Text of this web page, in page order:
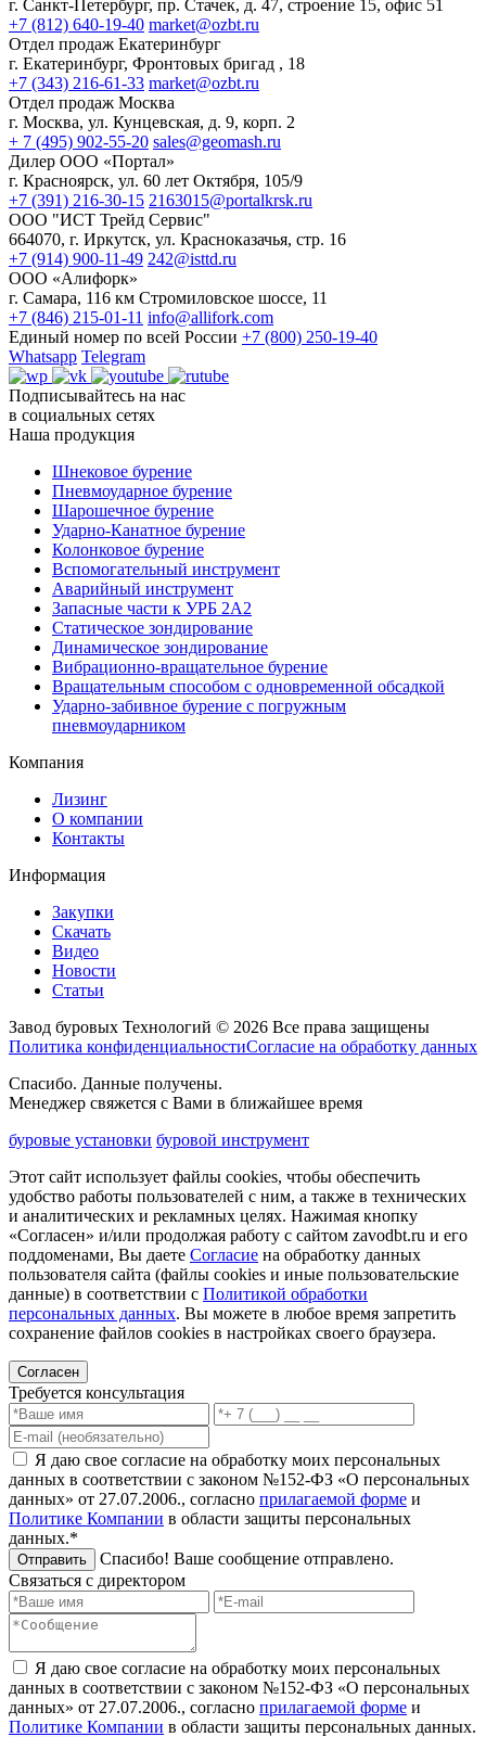
г. Санкт-Петербург, пр. Стачек, д. 47, строение 15, офис 51
+7 (812) 640-19-40 market@ozbt.ru
Отдел продаж Екатеринбург
г. Екатеринбург, Фронтовых бригад , 18
+7 (343) 216-61-33 market@ozbt.ru
Отдел продаж Москва
г. Москва, ул. Кунцевская, д. 9, корп. 2
+ 7 (495) 902-55-20 sales@geomash.ru
Дилер ООО «Портал»
г. Красноярск, ул. 60 лет Октября, 105/9
+7 (391) 216-30-15 2163015@portalkrsk.ru
ООО "ИСТ Трейд Сервис"
664070, г. Иркутск, ул. Красноказачья, стр. 16
+7 (914) 900-11-49 242@isttd.ru
ООО «Алифорк»
г. Самара, 116 км Стромиловское шоссе, 11
+7 (846) 215-01-11 info@allifork.com
Единый номер по всей России +7 (800) 250-19-40
Whatsapp Telegram
Подписывайтесь на нас
в социальных сетях
Наша продукция
Шнековое бурение
Пневмоударное бурение
Шарошечное бурение
Ударно-Канатное бурение
Колонковое бурение
Вспомогательный инструмент
Аварийный инструмент
Запасные части к УРБ 2А2
Статическое зондирование
Динамическое зондирование
Вибрационно-вращательное бурение
Вращательным способом с одновременной обсадкой
Ударно-забивное бурение с погружным
пневмоударником
Компания
Лизинг
О компании
Контакты
Информация
Закупки
Скачать
Видео
Новости
Статьи
Завод буровых Технологий © 2026 Все права защищены
Политика конфиденциальностиСогласие на обработку данных
Спасибо. Данные получены.
Менеджер свяжется с Вами в ближайшее время
буровые установки буровой инструмент
Этот сайт использует файлы cookies, чтобы обеспечить
удобство работы пользователей с ним, а также в технических
и аналитических и рекламных целях. Нажимая кнопку
«Согласен» и/или продолжая работу с сайтом zavodbt.ru и его
поддоменами, Вы даете Согласие на обработку данных
пользователя сайта (файлы cookies и иные пользовательские
данные) в соответствии с Политикой обработки
персональных данных. Вы можете в любое время запретить
сохранение файлов cookies в настройках своего браузера.
Согласен
Требуется консультация
Я даю свое согласие на обработку моих персональных
данных в соответствии с законом №152-ФЗ «О персональных
данных» от 27.07.2006., согласно прилагаемой форме и
Политике Компании в области защиты персональных
данных.*
Отправить
Спасибо! Ваше сообщение отправлено.
Связаться с директором
Я даю свое согласие на обработку моих персональных
данных в соответствии с законом №152-ФЗ «О персональных
данных» от 27.07.2006., согласно прилагаемой форме и
Политике Компании в области защиты персональных данных.